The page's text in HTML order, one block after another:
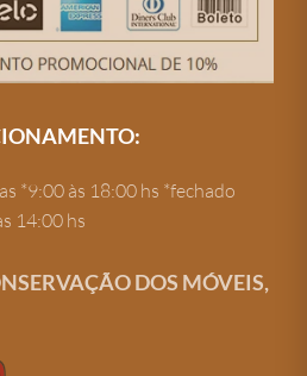
*9:00 às 18:00 hs *fechado
14:00 hs
DOS MÓVEIS,